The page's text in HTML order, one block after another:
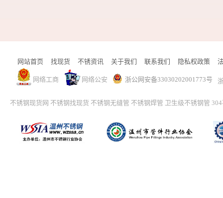
网站首页 找现货 不锈资讯 关于我们 联系我们 隐私权政策
网络工商 网络公安 浙公网安备33030202001773号
不锈钢现货网 不锈钢找现货 不锈钢无缝管 不锈钢焊管 卫生级不锈钢管